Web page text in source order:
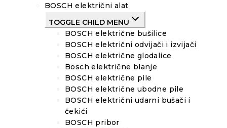
BOSCH električni alat
TOGGLE CHILD MENU
BOSCH električne bušilice
BOSCH električni odvijači i izvijači
BOSCH električne glodalice
Bosch električne blanje
BOSCH električne pile
BOSCH električne ubodne pile
BOSCH električni udarni bušači i
čekići
BOSCH pribor